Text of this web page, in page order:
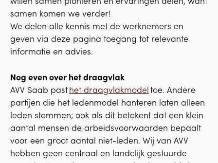
samen komen we verder!
We delen alle kennis met de werknemers en
geven via deze pagina toegang tot relevante
informatie en advies.
Nog even over het draagvlak
AVV Saab pasthet draagvlakmodeltoe. Andere
partijen die het ledenmodel hanteren laten alleen
leden stemmen; ook als dit betekent dat een klein
aantal mensen de arbeidsvoorwaarden bepaalt
voor een groot aantal niet-leden. Wij van AVV
hebben geen centraal en landelijk gestuurde